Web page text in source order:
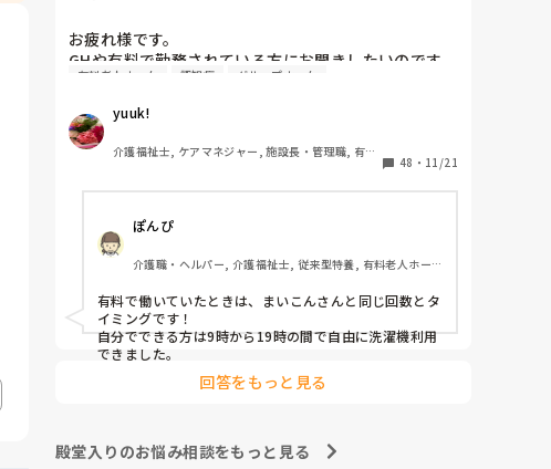
お疲れ様です。
GHや有料で勤務されている方にお聞きしたいのです
が、
どのようにされていますか？
週に何回、どのようなやり方でされていますか？
ろしければご意見をおねがいします。
有料老人ホーム 認知症 グループホーム
yuuk!
介護福祉士, ケアマネジャー, 施設長・管理職, 有料
48 ・ 11/21
ぽんぴ
介護職・ヘルパー, 介護福祉士, 従来型特養, 有料老人ホー
有料で働いていたときは、まいこんさんと同じ回数とタ
イミングです！
自分でできる方は9時から19時の間で自由に洗濯機利用
できました。
回答をもっと見る
殿堂入りのお悩み相談をもっと見る